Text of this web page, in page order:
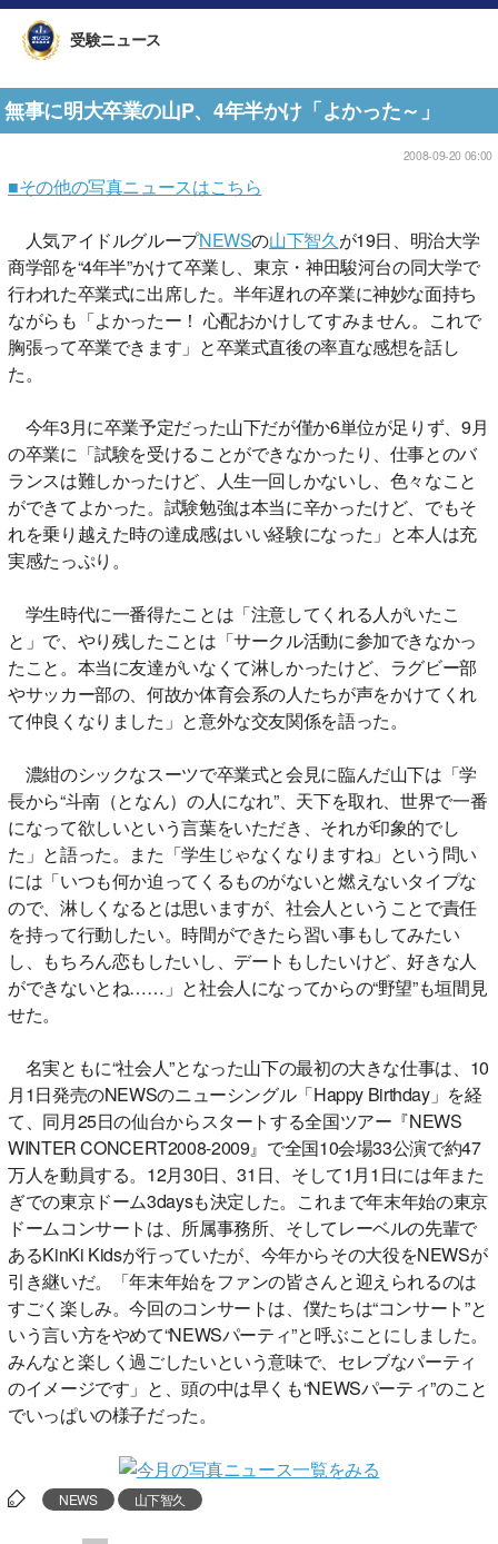
受験ニュース
無事に明大卒業の山P、4年半かけ「よかった～」
2008-09-20 06:00
■その他の写真ニュースはこちら
人気アイドルグループNEWSの山下智久 が19日、明治大学
商学部を“4年半”かけて卒業し、東京・神田駿河台の同大学で
行われた卒業式に出席した。半年遅れの卒業に神妙な面持ち
ながらも「よかったー！ 心配おかけしてすみません。これで
胸張って卒業できます」と卒業式直後の率直な感想を話し
た。
今年3月に卒業予定だった山下だが僅か6単位が足りず、9月
の卒業に「試験を受けることができなかったり、仕事とのバ
ランスは難しかったけど、人生一回しかないし、色々なこと
ができてよかった。試験勉強は本当に辛かったけど、でもそ
れを乗り越えた時の達成感はいい経験になった」と本人は充
実感たっぷり。
学生時代に一番得たことは「注意してくれる人がいたこ
と」で、やり残したことは「サークル活動に参加できなかっ
たこと。本当に友達がいなくて淋しかったけど、ラグビー部
やサッカー部の、何故か体育会系の人たちが声をかけてくれ
て仲良くなりました」と意外な交友関係を語った。
濃紺のシックなスーツで卒業式と会見に臨んだ山下は「学
長から“斗南（となん）の人になれ”、天下を取れ、世界で一番
になって欲しいという言葉をいただき、それが印象的でし
た」と語った。また「学生じゃなくなりますね」という問い
には「いつも何か迫ってくるものがないと燃えないタイプな
ので、淋しくなるとは思いますが、社会人ということで責任
を持って行動したい。時間ができたら習い事もしてみたい
し、もちろん恋もしたいし、デートもしたいけど、好きな人
ができないとね……」と社会人になってからの“野望”も垣間見
せた。
名実ともに“社会人”となった山下の最初の大きな仕事は、10
月1日発売のNEWSのニューシングル「Happy Birthday」を経
て、同月25日の仙台からスタートする全国ツアー『NEWS
WINTER CONCERT2008-2009』で全国10会場33公演で約47
万人を動員する。12月30日、31日、そして1月1日には年また
ぎでの東京ドーム3daysも決定した。これまで年末年始の東京
ドームコンサートは、所属事務所、そしてレーベルの先輩で
あるKinKi Kidsが行っていたが、今年からその大役をNEWSが
引き継いだ。「年末年始をファンの皆さんと迎えられるのは
すごく楽しみ。今回のコンサートは、僕たちは“コンサート”と
いう言い方をやめて“NEWSパーティ”と呼ぶことにしました。
みんなと楽しく過ごしたいという意味で、セレブなパーティ
のイメージです」と、頭の中は早くも“NEWSパーティ”のこと
でいっぱいの様子だった。
NEWS 山下智久